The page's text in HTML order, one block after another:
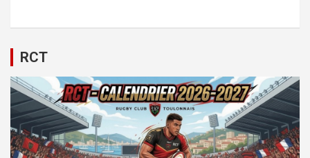
RCT